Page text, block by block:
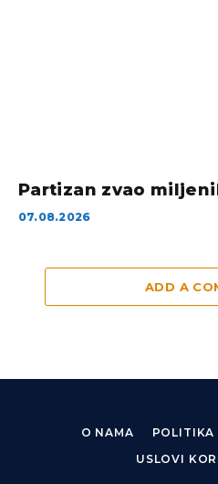
Partizan zvao
07.08.2026
ADD A
O NAMA
POLITIKA
USLOVI